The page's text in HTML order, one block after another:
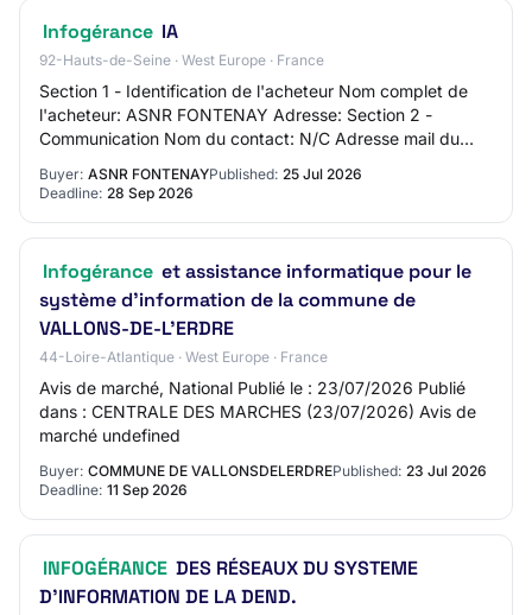
Infogérance IA
92-Hauts-de-Seine · West Europe · France
Section 1 - Identification de l'acheteur Nom complet de
l'acheteur: ASNR FONTENAY Adresse: Section 2 -
Communication Nom du contact: N/C Adresse mail du
Buyer: ASNR FONTENAYPublished: 25 Jul 2026
Deadline: 28 Sep 2026
Infogérance et assistance informatique pour le
système d'information de la commune de
VALLONS-DE-L'ERDRE
44-Loire-Atlantique · West Europe · France
Avis de marché, National Publié le : 23/07/2026 Publié
dans : CENTRALE DES MARCHES (23/07/2026) Avis de
marché undefined
Buyer: COMMUNE DE VALLONSDELERDREPublished: 23 Jul 2026
Deadline: 11 Sep 2026
INFOGÉRANCE DES RÉSEAUX DU SYSTEME
D'INFORMATION DE LA DEND.